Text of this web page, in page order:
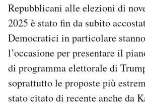
Repubblicani alle elezioni di
2025 è stato fin da subito
Democratici in particolare
l’occasione per presentare il
di programma elettorale di
soprattutto le proposte più
stato citato di recente anche da